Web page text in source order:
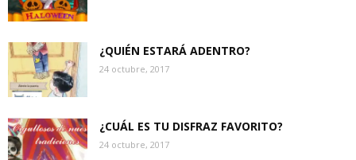
¿QUIÉN ESTARÁ ADENTRO?
24 octubre, 2017
¿CUÁL ES TU DISFRAZ FAVORITO?
24 octubre, 2017